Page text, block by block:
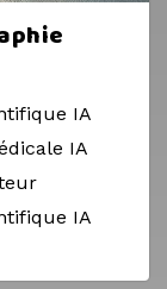
IA
IA
IA